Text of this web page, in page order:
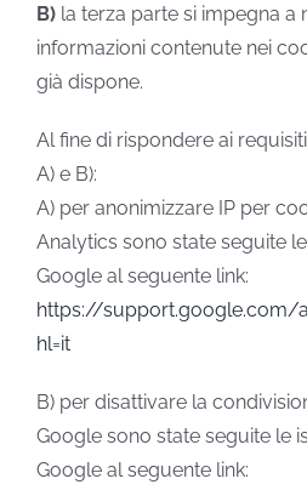
B) la terza parte si impegna a
informazioni contenute nei
già dispone.
Al fine di rispondere ai
A) e B):
A) per anonimizzare IP per
Analytics sono state seguite
Google al seguente link:
https://support.google.com/
hl=it
B) per disattivare la
Google sono state seguite le
Google al seguente link: